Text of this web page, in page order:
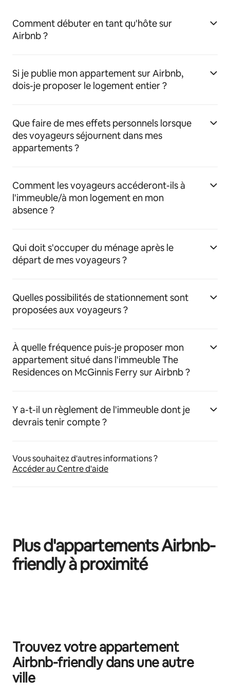
Comment débuter en tant qu'hôte sur
Airbnb ?
Si je publie mon appartement sur Airbnb,
dois-je proposer le logement entier ?
Que faire de mes effets personnels lorsque
des voyageurs séjournent dans mes
appartements ?
Comment les voyageurs accéderont-ils à
l'immeuble/à mon logement en mon
absence ?
Qui doit s'occuper du ménage après le
départ de mes voyageurs ?
Quelles possibilités de stationnement sont
proposées aux voyageurs ?
À quelle fréquence puis-je proposer mon
appartement situé dans l'immeuble The
Residences on McGinnis Ferry sur Airbnb ?
Y a-t-il un règlement de l'immeuble dont je
devrais tenir compte ?
Vous souhaitez d'autres informations ?
Accéder au Centre d'aide
Plus d'appartements Airbnb-
friendly à proximité
Trouvez votre appartement
Airbnb-friendly dans une autre
ville